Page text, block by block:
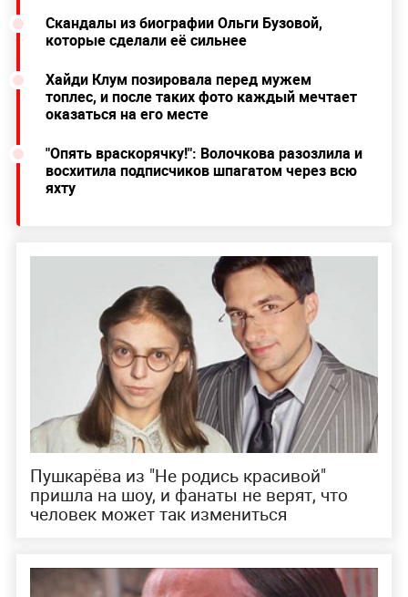
Скандалы из биографии Ольги Бузовой,
которые сделали её сильнее
Хайди Клум позировала перед мужем
топлес, и после таких фото каждый мечтает
оказаться на его месте
"Опять враскорячку!": Волочкова разозлила и
восхитила подписчиков шпагатом через всю
яхту
Пушкарёва из "Не родись красивой"
пришла на шоу, и фанаты не верят, что
человек может так измениться